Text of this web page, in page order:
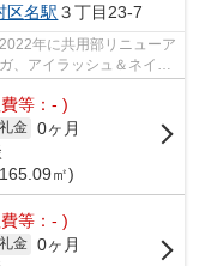
区名駅 ３丁目23-7
年に共用部リニューア
、アイラッシュ＆ネイル
等：- )
礼金 0ヶ月
㎡)
等：- )
礼金 0ヶ月